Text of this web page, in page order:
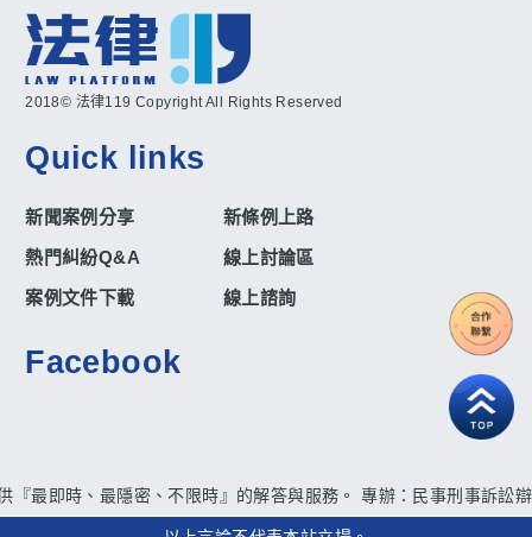
2018© 法律119 Copyright All Rights Reserved
Quick links
新聞案例分享
新條例上路
熱門糾紛Q&A
線上討論區
案例文件下載
線上諮詢
Facebook
『最即時、最隱密、不限時』的解答與服務。 專辦：民事刑事訴訟